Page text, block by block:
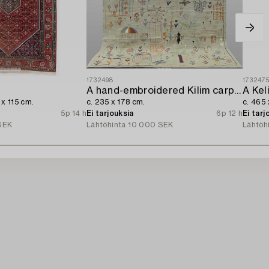
115 cm.
5p 14 h
1732498
A hand-embroidered Kilim carpet,
c. 235 x 178 cm.
Ei tarjouksia
6p 12 h
Lähtöhinta 10 000 SEK
A
c. 465
Ei